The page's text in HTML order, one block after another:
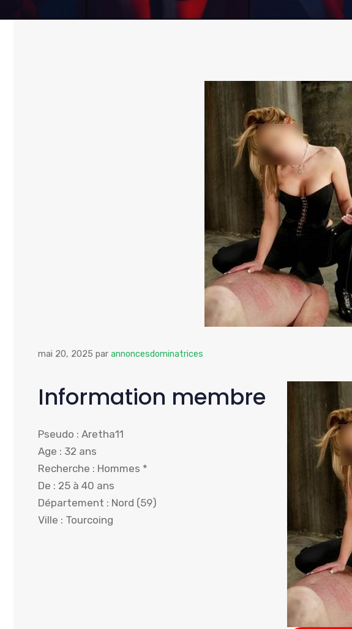
mai 20, 2025 par annoncesdominatrices
Information membre
Pseudo : Aretha11
Age : 32 ans
Recherche : Hommes *
De : 25 à 40 ans
Département : Nord (59)
Ville : Tourcoing